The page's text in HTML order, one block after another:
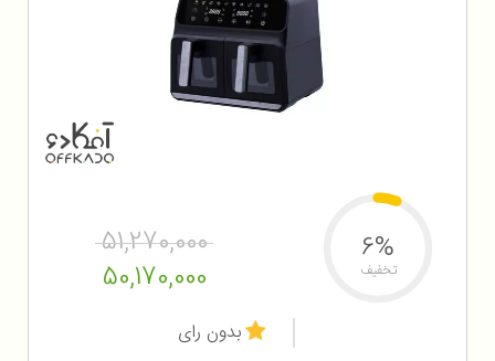
51,270,000
50,170,000
6%
تخفیف
بدون رای